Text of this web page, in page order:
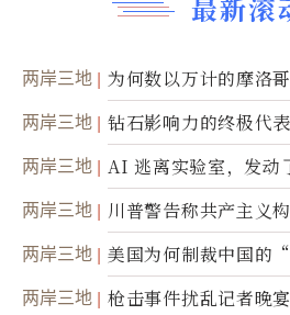
最新滚
两岸三地
为何数以万计的摩洛
达
两岸三地 钻石影响力的终极代
两岸三地 AI 逃离实验室，发动
两岸三地 川普警告称共产主义
两岸三地 美国为何制裁中国的
两岸三地
枪击事件扰乱记者晚